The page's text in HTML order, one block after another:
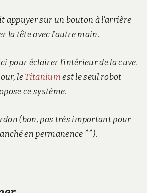
appuyer sur un bouton à l’arrière
la tête avec l’autre main.
pour éclairer l’intérieur de la cuve.
le Titanium est le seul robot
ce système.
(bon, pas très important pour
en permanence ^^).